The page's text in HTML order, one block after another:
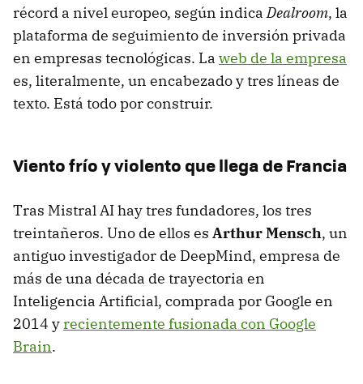
récord a nivel europeo, según indicaDealroom, la
plataforma de seguimiento de inversión privada
en empresas tecnológicas. La web de la empresa
es, literalmente, un encabezado y tres líneas de
texto. Está todo por construir.
Viento frío y violento que llega de Francia
Tras Mistral AI hay tres fundadores, los tres
treintañeros. Uno de ellos es Arthur Mensch, un
antiguo investigador de DeepMind, empresa de
más de una década de trayectoria en
Inteligencia Artificial, comprada por Google en
2014 yrecientemente fusionada con Google
Brain.